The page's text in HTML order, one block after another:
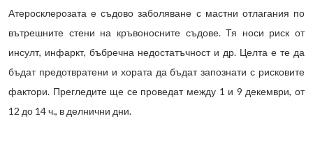
Атеросклерозата е съдово заболяване с мастни отлагания по
вътрешните стени на кръвоносните съдове. Тя носи риск от
инсулт, инфаркт, бъбречна недостатъчност и др. Целта е те да
бъдат предотвратени и хората да бъдат запознати с рисковите
фактори. Прегледите ще се проведат между 1 и 9 декември, от
12 до 14 ч., в делнични дни.